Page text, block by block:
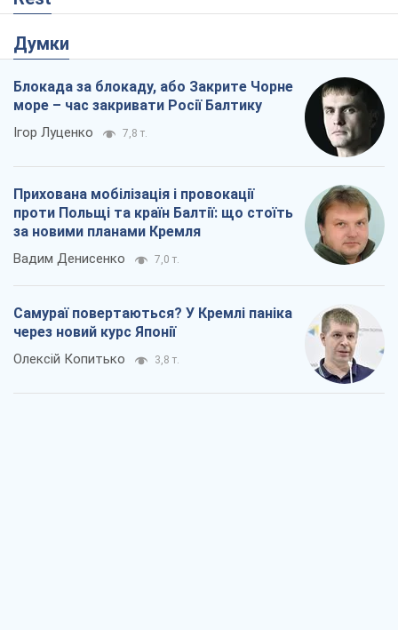
Думки
Блокада за блокаду, або Закрите Чорне
море – час закривати Росії Балтику
Ігор Луценко 7,8 т.
Прихована мобілізація і провокації
проти Польщі та країн Балтії: що стоїть
за новими планами Кремля
Вадим Денисенко 7,0 т.
Самураї повертаються? У Кремлі паніка
через новий курс Японії
Олексій Копитько 3,8 т.